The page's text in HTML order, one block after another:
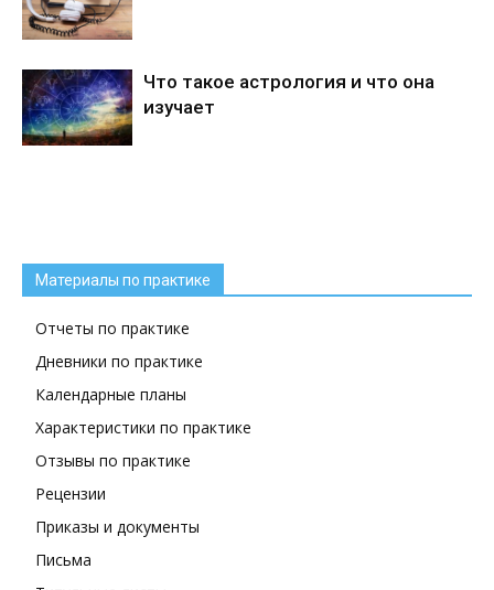
Что такое астрология и что она
изучает
Материалы по практике
Отчеты по практике
Дневники по практике
Календарные планы
Характеристики по практике
Отзывы по практике
Рецензии
Приказы и документы
Письма